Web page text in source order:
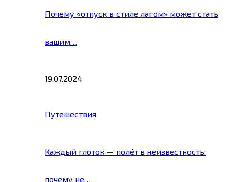
Почему «отпуск в стиле лагом» может стать
вашим…
19.07.2024
Путешествия
Каждый глоток — полёт в неизвестность:
почему не…